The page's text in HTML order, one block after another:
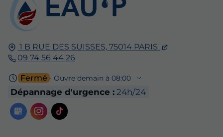
1 B RUE DES SUISSES, 75014 PARIS
09 74 56 44 26
Fermé ⋅ Ouvre demain à 08:00
Dépannage d'urgence : 24h/24